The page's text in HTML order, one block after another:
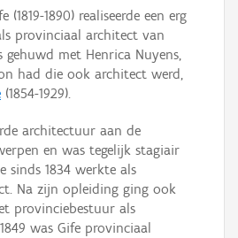
(1819-1890) realiseerde een erg
provinciaal architect van
met Henrica Nuyens,
had die ook architect werd,
(1854-1929).
architectuur aan de
en was tegelijk stagiair
sinds 1834 werkte als
Na zijn opleiding ging ook
provinciebestuur als
was Gife provinciaal